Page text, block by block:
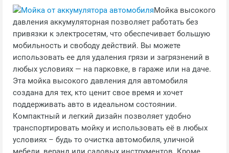
Мойка высокого
давления аккумуляторная позволяет работать без
привязки к электросетям, что обеспечивает большую
мобильность и свободу действий. Вы можете
использовать ее для удаления грязи и загрязнений в
любых условиях — на парковке, в гараже или на даче.
Эта мойка высокого давления для автомобиля
создана для тех, кто ценит свое время и хочет
поддерживать авто в идеальном состоянии.
Компактный и легкий дизайн позволяет удобно
транспортировать мойку и использовать её в любых
условиях – будь то очистка автомобиля, уличной